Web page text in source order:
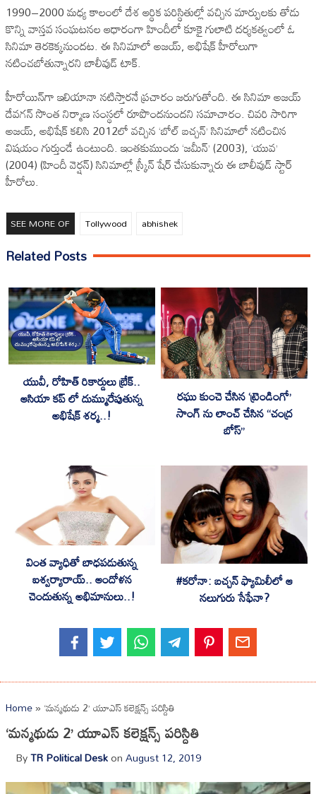
1990–2000 మధ్య కాలంలో దేశ ఆర్థిక పరిస్థితుల్లో వచ్చిన మార్పులకు తోడు
కొన్ని వాస్తవ సంఘటనల ఆధారంగా హిందీలో కూకై గులాటి దర్శకత్వంలో ఓ
సినిమా తెరకెక్కనుందట. ఈ సినిమాలో అజయ్, అభిషేక్‌ హీరోలుగా
నటించబోతున్నారని బాలీవుడ్‌ టాక్‌.
హీరోయిన్‌గా ఇలియానా నటిస్తారనే ప్రచారం జరుగుతోంది. ఈ సినిమా అజయ్‌
దేవగన్‌ సొంత నిర్మాణ సంస్థలో రూపొందనుందని సమాచారం. చివరి సారిగా
అజయ్, అభిషేక్‌ కలిసి 2012లో వచ్చిన ‘బోల్‌ బచ్చన్‌’ సినిమాలో నటించిన
విషయం గుర్తుండే ఉంటుంది. ఇంతకుముందు ‘జమీన్‌’ (2003), ‘యువ’
(2004) (హిందీ వెర్షన్‌) సినిమాల్లో స్క్రీన్‌ షేర్‌ చేసుకున్నారు ఈ బాలీవుడ్‌ స్టార్‌
హీరోలు.
SEE MORE OF Tollywood abhishek
Related Posts
యువీ, రోహిత్ రికార్డులు బ్రేక్..
ఆసియా కప్ లో దుమ్మురేపుతున్న
అభిషేక్ శర్మ..!
రఘు కుంచె చేసిన ‘ట్రెండింగో’
సాంగ్ ను లాంచ్ చేసిన “చంద్ర
బోస్”
వింత వ్యాధితో బాధపడుతున్న
ఐశ్వర్యారాయ్.. ఆందోళన
చెందుతున్న అభిమానులు..!
#క‌రోనా: బ‌చ్చ‌న్ ఫ్యామిలీలో ఆ
న‌లుగురు సేఫేనా?